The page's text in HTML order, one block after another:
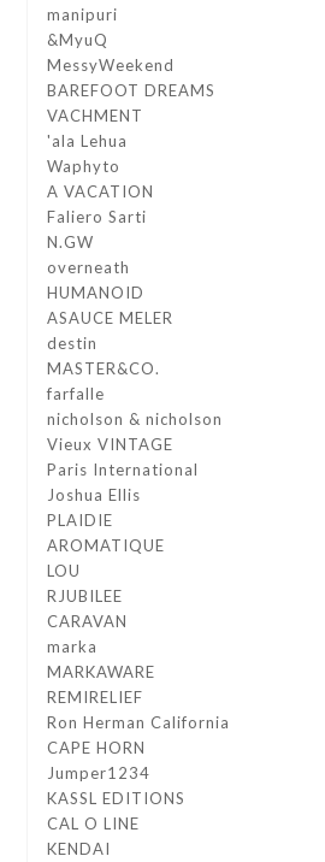
manipuri
&MyuQ
MessyWeekend
BAREFOOT DREAMS
VACHMENT
'ala Lehua
Waphyto
A VACATION
Faliero Sarti
N.GW
overneath
HUMANOID
ASAUCE MELER
destin
MASTER&CO.
farfalle
nicholson & nicholson
Vieux VINTAGE
Paris International
Joshua Ellis
PLAIDIE
AROMATIQUE
LOU
RJUBILEE
CARAVAN
marka
MARKAWARE
REMIRELIEF
Ron Herman California
CAPE HORN
Jumper1234
KASSL EDITIONS
CAL O LINE
KENDAI